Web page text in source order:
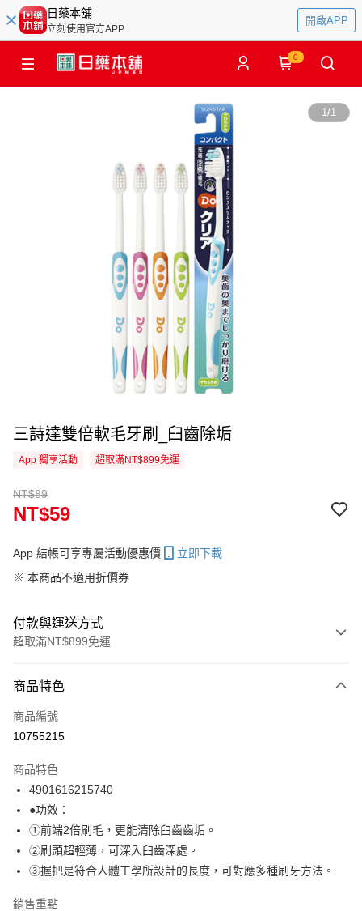
日藥本舖
立刻使用官方APP
開啟APP
0
1/1
三詩達雙倍軟毛牙刷_臼齒除垢
App 獨享活動 超取滿NT$899免運
NT$89
NT$59
App 結帳可享專屬活動優惠價
立即下載
※ 本商品不適用折價券
付款與運送方式
超取滿NT$899免運
信用卡一次付款
信用卡分期付款
合作金庫商業銀行
華南商業銀行
上海商業儲蓄銀行
國泰世華商業銀行
兆豐國際商業銀行
臺灣中小企業銀行
匯豐（台灣）商業銀行
華泰商業銀行
聯邦商業銀行
遠東國際商業銀行
元大商業銀行
LINE Pay
Apple Pay
街口支付
悠遊付
商品特色
商品編號
10755215
商品特色
4901616215740
●功效：
①前端2倍刷毛，更能清除臼齒齒垢。
②刷頭超輕薄，可深入臼齒深處。
③握把是符合人體工學所設計的長度，可對應多種刷牙方法。
銷售重點